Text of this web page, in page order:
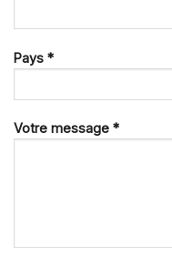
Pays *
Votre message *